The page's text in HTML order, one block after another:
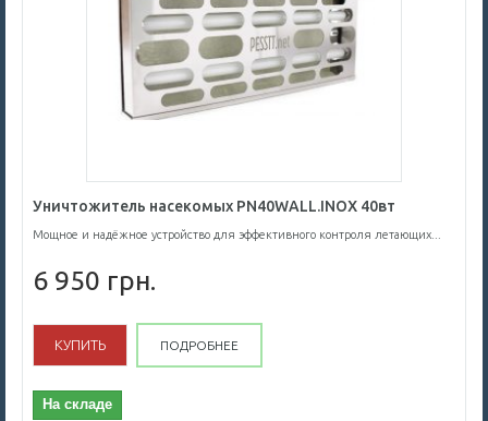
Уничтожитель насекомых PN40WALL.INOX 40вт
Мощное и надёжное устройство для эффективного контроля летающих...
6 950 грн.
КУПИТЬ ПОДРОБНЕЕ
На складе